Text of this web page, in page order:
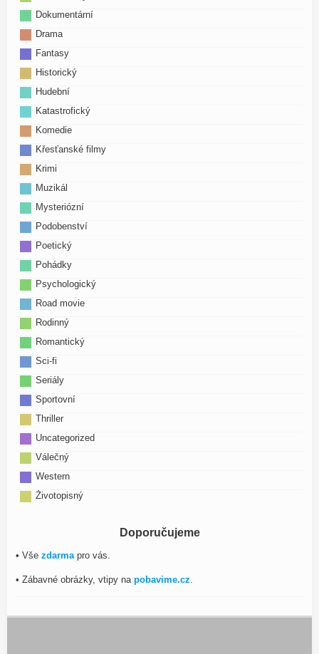
Dokumentární
Drama
Fantasy
Historický
Hudební
Katastrofický
Komedie
Křesťanské filmy
Krimi
Muzikál
Mysteriózní
Podobenství
Poetický
Pohádky
Psychologický
Road movie
Rodinný
Romantický
Sci-fi
Seriály
Sportovní
Thriller
Uncategorized
Válečný
Western
Životopisný
Doporučujeme
• Všezdarma pro vás.
• Zábavné obrázky, vtipy napobavime.cz